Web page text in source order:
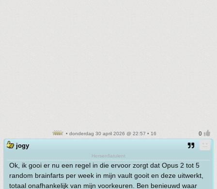
• donderdag 30 april 2026 @ 22:57 • 16
jogy
Hersenflatulent
Ok, ik gooi er nu een regel in die ervoor zorgt dat Opus 2 tot 5
random brainfarts per week in mijn vault gooit en deze uitwerkt,
totaal onafhankelijk van mijn voorkeuren. Ben benieuwd waar